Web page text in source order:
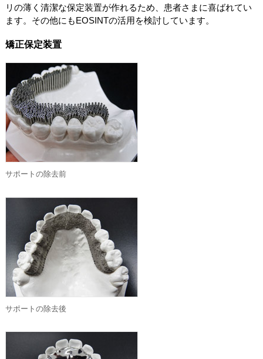
リの薄く清潔な保定装置が作れるため、患者さまに喜ばれてい
ます。その他にもEOSINTの活用を検討しています。
矯正保定装置
サポートの除去前
サポートの除去後